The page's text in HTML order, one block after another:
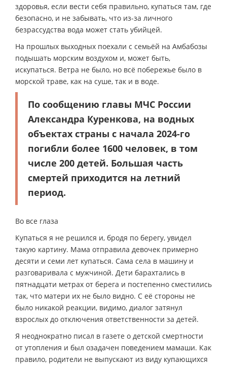
здоровья, если вести себя правильно, купаться там, где
безопасно, и не забывать, что из-за личного
безрассудства вода может стать убийцей.
На прошлых выходных поехали с семьёй на Амбабозы
подышать морским воздухом и, может быть,
искупаться. Ветра не было, но всё побережье было в
морской траве, как на суше, так и в воде.
По сообщению главы МЧС России
Александра Куренкова, на водных
объектах страны с начала 2024-го
погибли более 1600 человек, в том
числе 200 детей. Большая часть
смертей приходится на летний
период.
Во все глаза
Купаться я не решился и, бродя по берегу, увидел
такую картину. Мама отправила девочек примерно
десяти и семи лет купаться. Сама села в машину и
разговаривала с мужчиной. Дети барахтались в
пятнадцати метрах от берега и постепенно сместились
так, что матери их не было видно. С её стороны не
было никакой реакции, видимо, диалог затянул
взрослых до отключения ответственности за детей.
Я неоднократно писал в газете о детской смертности
от утопления и был озадачен поведением мамаши. Как
правило, родители не выпускают из виду купающихся